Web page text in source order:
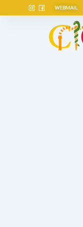
WEBMAIL